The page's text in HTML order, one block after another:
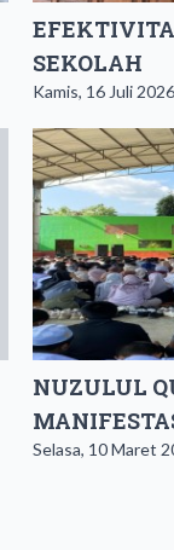
SEKOLAH
Kamis, 16 Juli 2026
NUZULUL
Selasa, 10 Maret